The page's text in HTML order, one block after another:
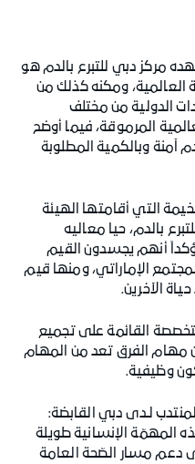
مركز دبي للتبرع بالدم هو
العالمية، ومكنه كذلك من
الدولية من مختلف
المرموقة، فيما أوضح
آمنة وبالكمية المطلوبة
التي أقامتها الهيئة
بالدم، حيا معاليه
أنهم يجسدون القيم
الإماراتي، ومنها قيم
الآخرين.
القائمة على تجميع
مهام الفرق تعد من المهام
وظيفية.
لـدى دبي القابضة:
المهمّة الإنسانية طويلة
دعم مسار الصّحة العامة